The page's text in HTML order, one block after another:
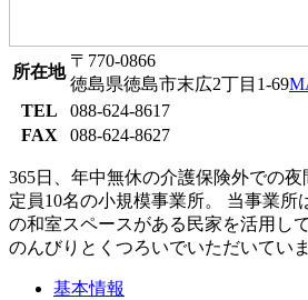
所在地
〒770-0866
徳島県徳島市末広2丁目1-69
TEL
088-624-8617
FAX
088-624-8627
365日、年中無休の介護保険外での
定員10名の小規模事業所。 当事業所
の和室スペースがある民家を活用し
のんびりとくつろいでいただいていま
基本情報